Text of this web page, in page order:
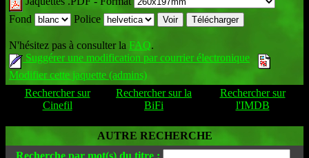
Fond
Police
N'hésitez pas à consulter la FAQ.
Suggérer une modification par courrier électronique
Modifier cette jaquette (admins)
Rechercher sur
Cinefil
Rechercher sur la
BiFi
Rechercher sur
l'IMDB
AUTRE RECHERCHE
Recherche par mot(s) du titre :